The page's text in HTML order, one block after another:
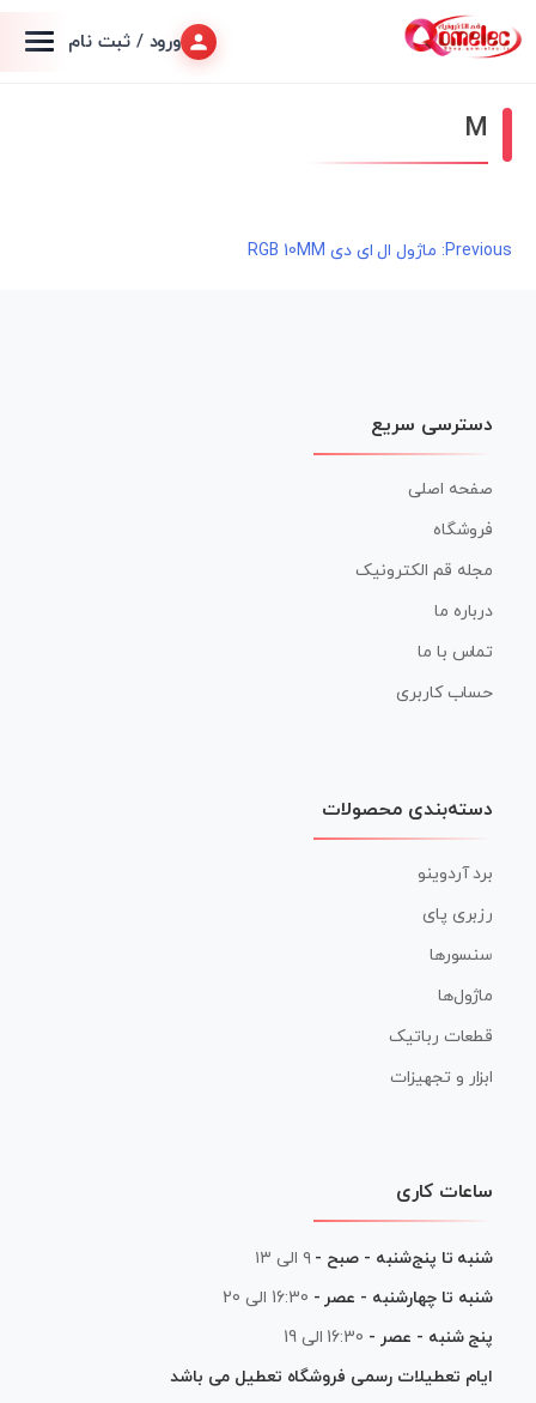
ورود / ثبت نام
M
راهبری
Previous: ماژول ال ای دی RGB 10MM
دسترسی سریع
صفحه اصلی
فروشگاه
مجله قم الکترونیک
درباره ما
تماس با ما
حساب کاربری
دسته‌بندی محصولات
برد آردوینو
رزبری پای
سنسورها
ماژول‌ها
قطعات رباتیک
ابزار و تجهیزات
ساعات کاری
شنبه تا پنج‌شنبه - صبح - ۹ الی ۱۳
شنبه تا چهارشنبه - عصر - 16:30 الی 20
پنج شنبه - عصر - 16:30 الی 19
ایام تعطیلات رسمی فروشگاه تعطیل می باشد